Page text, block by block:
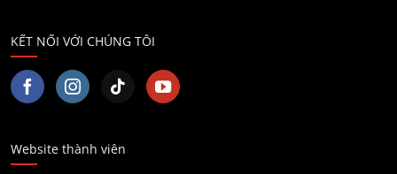
KẾT NỐI VỚI CHÚNG TÔI
Website thành viên